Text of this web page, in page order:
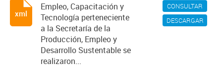
CONSULTAR
DESCARGAR
Empleo, Capacitación y
Tecnología perteneciente
a la Secretaría de la
Producción, Empleo y
Desarrollo Sustentable se
realizaron...
xml